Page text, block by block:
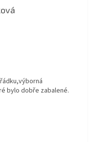
5 hvězdiček.
5 hvězdiček.
bylo dobře zabalené.
5 hvězdiček.